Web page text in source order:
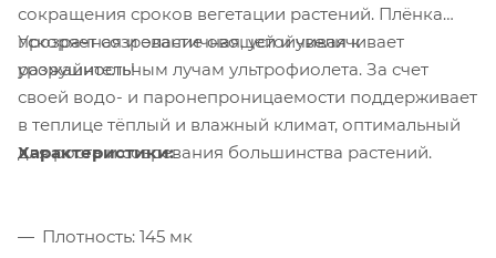
сокращения сроков вегетации растений. Плёнка
прозрачная и эластичная, устойчивая к
разрушительным лучам ультрофиолета. За счет
своей водо- и паронепроницаемости поддерживает
в теплице тёплый и влажный климат, оптимальный
для роста и созревания большинства растений.
Ускоряет созревание овощей и увеличивает
урожайность!
Характеристики:
Плотность: 145 мк